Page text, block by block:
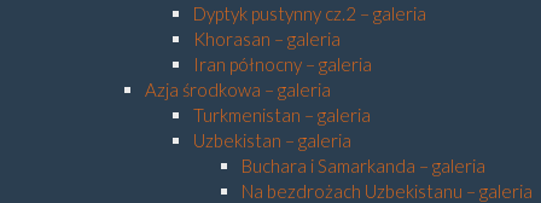
Dyptyk pustynny cz.2 – galeria
Khorasan – galeria
Iran północny – galeria
Azja środkowa – galeria
Turkmenistan – galeria
Uzbekistan – galeria
Buchara i Samarkanda – galeria
Na bezdrożach Uzbekistanu – galeria